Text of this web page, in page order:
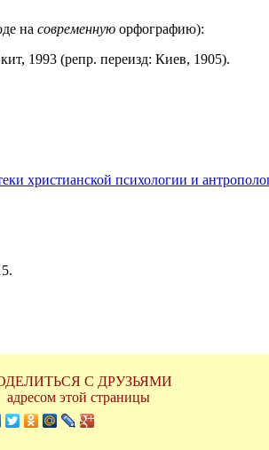
на современнуюорфографию):
1993 (репр. переизд: Киев, 1905).
христианской психологии и
С ДРУЗЬЯМИ
адресом этой страницы